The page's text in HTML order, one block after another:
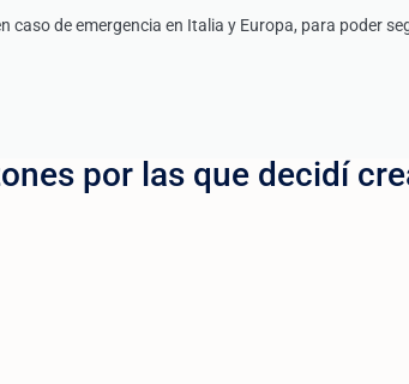
caso de emergencia en Italia y Europa, para
por las que decidí